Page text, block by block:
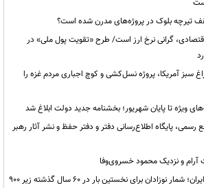
تیرچه بلوک در پروژه‌های مدرن شده است؟
گرانی نرخ ارز است/ طرح «تقویت پول ملی» در
سبز آمریکا، پروژه نسل‌کشی و کوچ اجباری مردم غزه را
ویژه تا پایان شهریور؛ بخشنامه جدید دولت ابلاغ شد
رسمی، پایگاه اطلاع‌رسانی دفتر و دفتر حفظ و نشر آثار رهبر
آرام و نزدیک محمود خسروی‌وفا
سقوط تاریخی نرخ تولد در ایران؛ شمار نوزادان برای نخستین بار در ۶۰ سال گذشته زیر ۹۰۰